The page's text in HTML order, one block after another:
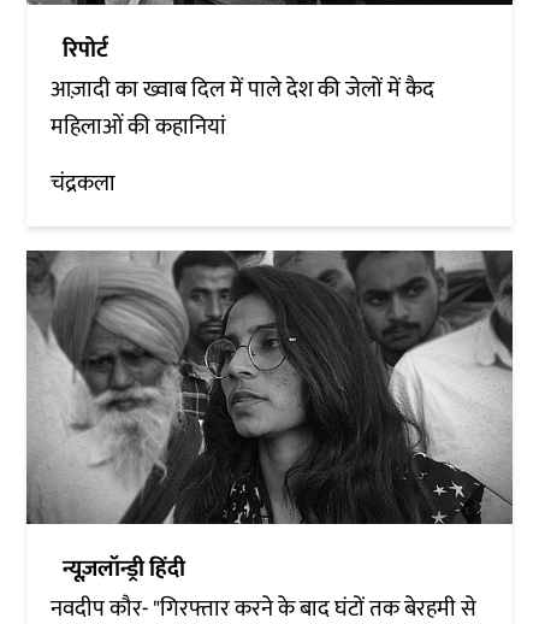
रिपोर्ट
आज़ादी का ख्वाब दिल में पाले देश की जेलों में कैद
महिलाओं की कहानियां
चंद्रकला
न्यूज़लॉन्ड्री हिंदी
नवदीप कौर- "गिरफ्तार करने के बाद घंटों तक बेरहमी से